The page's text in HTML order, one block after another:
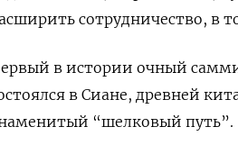
сотрудничество, в
в истории очный
в Сиане, древней
“шелковый путь”.